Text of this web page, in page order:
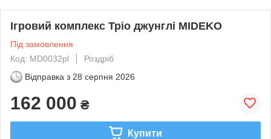
Ігровий комплекс Тріо джунглі MIDEKO
Під замовлення
Код: MD0032рl
Роздріб
Відправка з 28 серпня 2026
162 000 ₴
Купити